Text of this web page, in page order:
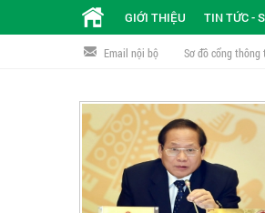
GIỚI THIỆU TIN TỨC -
Email nội bộ Sơ đồ cổng thông